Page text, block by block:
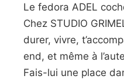
Le fedora ADEL
Chez STUDIO
durer, vivre,
end, et même à
Fais-lui une place